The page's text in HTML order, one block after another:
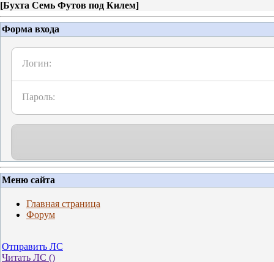
[Бухта Семь Футов под Килем]
Форма входа
Логин:
Пароль:
Меню сайта
Главная страница
Форум
Отправить ЛС
Читать ЛС ()